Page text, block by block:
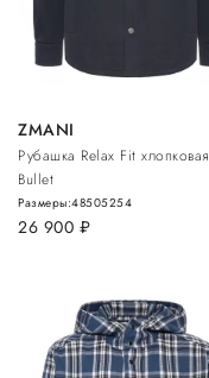
ZMANI
Рубашка Relax Fit хлопковая
Bullet
26 900 руб.
Размеры:48505254